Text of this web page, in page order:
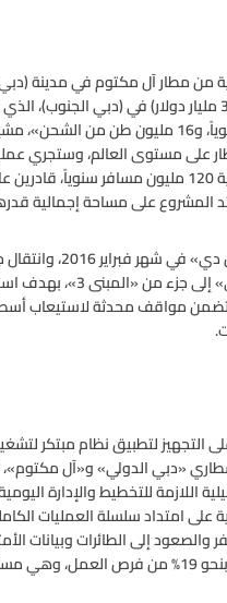
من مطار آل مكتوم في مدينة
الذي رصدنا له 117.7 مليار درهم (32 مليار
سنوية تفوق 240 مليون مسافر سنوياً،
على مستوى العالم، وستجري
مساحة إجمالية قدرها 56 كيلومتراً
وبيّنت أنه عقب
يجري حالياً تحويل
«دبي الدولي» و«آل مكتوم»،
اللازمة للتخطيط والإدارة
على امتداد سلسلة العمليات
إجمالي الناتج المحلي لإمارة دبي، وبنحو